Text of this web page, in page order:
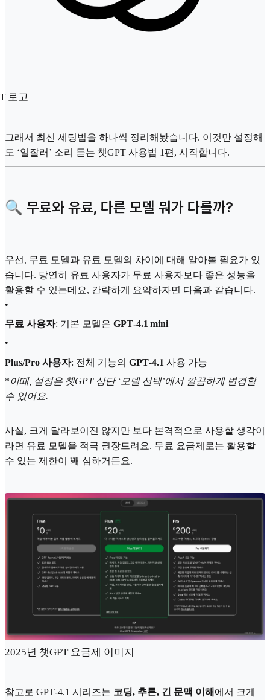
로고
그래서 최신 세팅법을 하나씩 정리해봤습니다. 이것만 설정해
도 ‘일잘러’ 소리 듣는 챗GPT 사용법 1편, 시작합니다.
🔍 무료와 유료, 다른 모델 뭐가 다를까?
우선, 무료 모델과 유료 모델의 차이에 대해 알아볼 필요가 있
습니다. 당연히 유료 사용자가 무료 사용자보다 좋은 성능을
활용할 수 있는데요, 간략하게 요약하자면 다음과 같습니다.
•
무료 사용자: 기본 모델은 GPT‑4.1 mini
•
Plus/Pro 사용자: 전체 기능의 GPT‑4.1 사용 가능
*이때, 설정은 챗GPT 상단 ‘모델 선택’에서 깔끔하게 변경할
수 있어요.
사실, 크게 달라보이진 않지만 보다 본격적으로 사용할 생각이
라면 유료 모델을 적극 권장드려요. 무료 요금제로는 활용할
수 있는 제한이 꽤 심하거든요.
2025년 챗GPT 요금제 이미지
참고로 GPT‑4.1 시리즈는 코딩, 추론, 긴 문맥 이해 에서 크게